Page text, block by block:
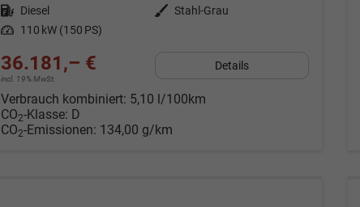
Kraftstoff Diesel Außenfarbe Stahl-Grau
Leistung 110 kW (150 PS)
36.181,– €
incl. 19% MwSt.
Details
Verbrauch kombiniert: 5,10 l/100km
CO2-Klasse: D
CO2-Emissionen: 134,00 g/km